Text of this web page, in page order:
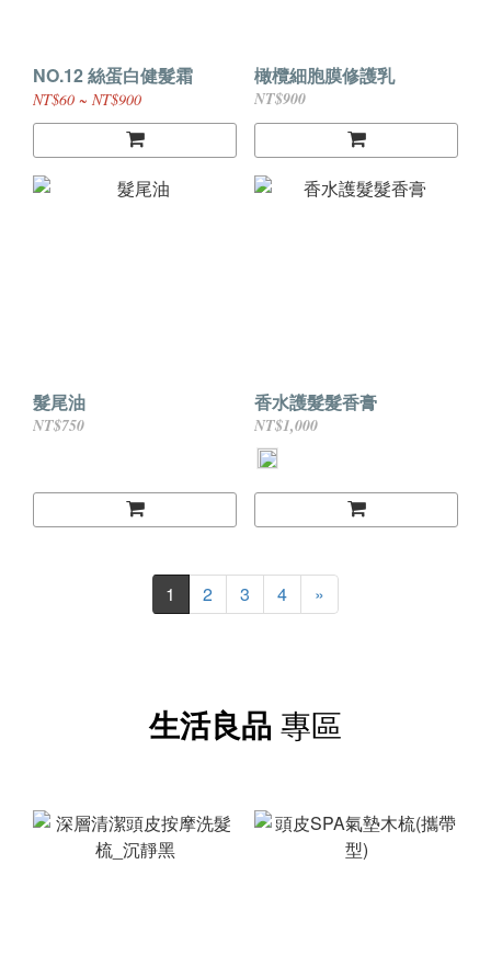
NO.12 絲蛋白健髮霜
NT$60 ~ NT$900
橄欖細胞膜修護乳
NT$900
髮尾油
NT$750
香水護髮髮香膏
NT$1,000
1 2 3 4 »
生活良品 專區